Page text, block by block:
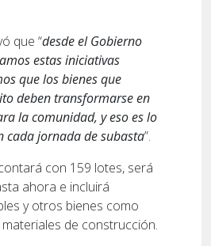
que “desde el Gobierno
estas iniciativas
que los bienes que
deben transformarse en
la comunidad, y eso es lo
cada jornada de subasta”.
con 159 lotes, será
ahora e incluirá
y otros bienes como
de construcción.